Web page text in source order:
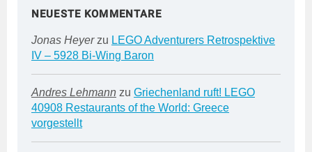
NEUESTE KOMMENTARE
Jonas Heyerzu LEGO Adventurers Retrospektive
IV – 5928 Bi-Wing Baron
Andres Lehmann zu Griechenland ruft! LEGO
40908 Restaurants of the World: Greece
vorgestellt